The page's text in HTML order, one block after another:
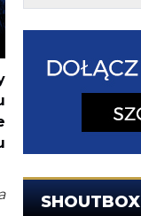
SHOUTBOX